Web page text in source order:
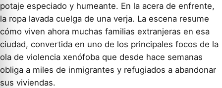
potaje especiado y humeante. En la acera de enfrente,
la ropa lavada cuelga de una verja. La escena resume
cómo viven ahora muchas familias extranjeras en esa
ciudad, convertida en uno de los principales focos de la
ola de violencia xenófoba que desde hace semanas
obliga a miles de inmigrantes y refugiados a abandonar
sus viviendas.